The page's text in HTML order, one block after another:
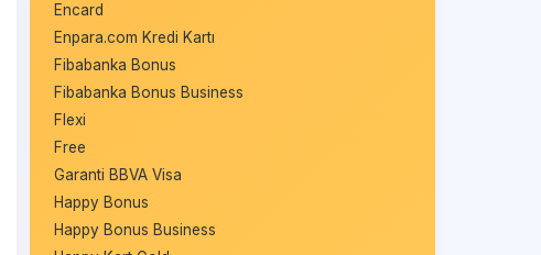
Encard
Enpara.com Kredi Kartı
Fibabanka Bonus
Fibabanka Bonus Business
Flexi
Free
Garanti BBVA Visa
Happy Bonus
Happy Bonus Business